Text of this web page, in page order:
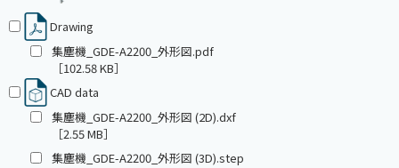
Drawing
集塵機_GDE-A2200_外形図.pdf
［102.58 KB］
CAD data
集塵機_GDE-A2200_外形図 (2D).dxf
［2.55 MB］
集塵機_GDE-A2200_外形図 (3D).step